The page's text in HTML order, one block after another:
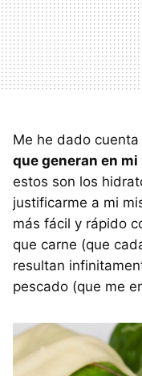
Me he dado
que generan en
estos son los
justificarme a mi
más fácil y rápido
que carne (que
resultan
pescado (que me